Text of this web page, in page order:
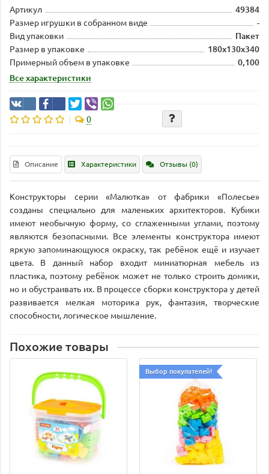
Артикул
49384
Размер игрушки в собранном виде
-
Вид упаковки
Пакет
Размер в упаковке
180х130х340
Примерный объем в упаковке
0,100
Все характеристики
0
Описание Характеристики Отзывы (0)
Конструкторы серии «Малютка» от фабрики «Полесье»
созданы специально для маленьких архитекторов. Кубики
имеют необычную форму, со сглаженными углами, поэтому
являются безопасными. Все элементы конструктора имеют
яркую запоминающуюся окраску, так ребёнок ещё и изучает
цвета. В данный набор входит миниатюрная мебель из
пластика, поэтому ребёнок может не только строить домики,
но и обустраивать их. В процессе сборки конструктора у детей
развивается мелкая моторика рук, фантазия, творческие
способности, логическое мышление.
Похожие товары
Выбор покупателей!